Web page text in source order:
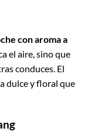
con aroma a
el aire, sino que
conduces. El
dulce y floral que